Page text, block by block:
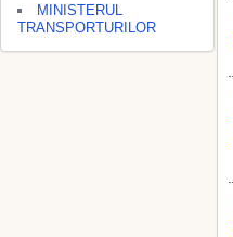
MINISTERUL
TRANSPORTURILOR